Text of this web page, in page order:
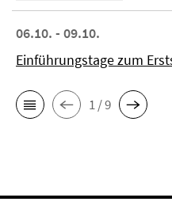
06.10. - 09.10.
Einführungstage zum
1 / 9